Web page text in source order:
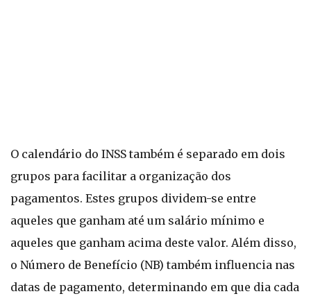
O calendário do INSS também é separado em dois
grupos para facilitar a organização dos
pagamentos. Estes grupos dividem-se entre
aqueles que ganham até um salário mínimo e
aqueles que ganham acima deste valor. Além disso,
o Número de Benefício (NB) também influencia nas
datas de pagamento, determinando em que dia cada